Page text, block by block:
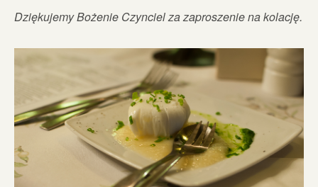
Dziękujemy Bożenie Czynciel za zaproszenie na kolację.